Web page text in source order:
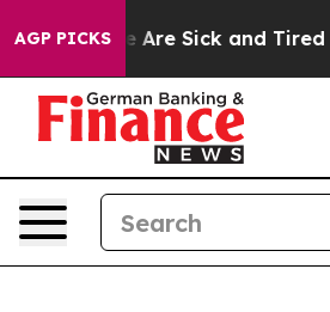
AGP PICKS
“People Are Sick and Tired of